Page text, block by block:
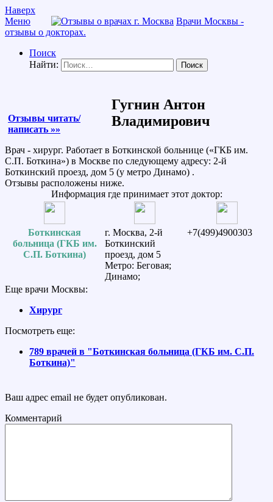
Наверх
Меню
Врачи Москвы -
отзывы о докторах.
Поиск
Найти:
Отзывы читать/
написать »»
Гугнин Антон
Владимирович
Врач - хирург. Работает в Боткинской больнице («ГКБ им.
С.П. Боткина») в Москве по следующему адресу: 2-й
Боткинский проезд, дом 5 (у метро Динамо) .
Отзывы расположены ниже.
Информация где принимает этот доктор:
Боткинская
больница (ГКБ им.
С.П. Боткина)
г. Москва, 2-й
Боткинский
проезд, дом 5
Метро: Беговая;
Динамо;
+7(499)4900303
Еще врачи Москвы:
Хирург
Посмотреть еще:
789 врачей в "Боткинская больница (ГКБ им. С.П.
Боткина)"
Ваш адрес email не будет опубликован.
Комментарий